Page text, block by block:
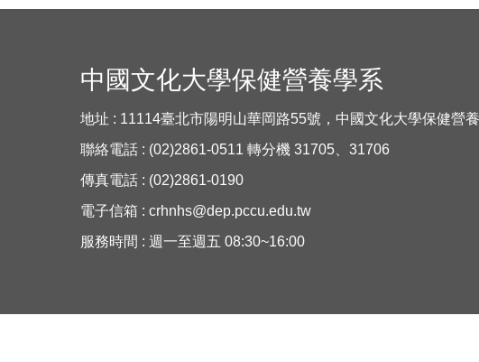
中國文化大學保健營養學系
地址 : 11114臺北市陽明山華岡路55號，中國文化大學保健營
聯絡電話 : (02)2861-0511 轉分機 31705、31706
傳真電話 : (02)2861-0190
電子信箱 : crhnhs@dep.pccu.edu.tw
服務時間 : 週一至週五 08:30~16:00